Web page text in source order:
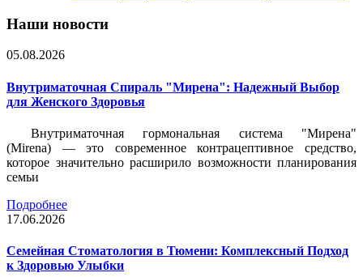
Наши новости
05.08.2026
Внутриматочная Спираль "Мирена": Надежный Выбор
для Женского Здоровья
Внутриматочная гормональная система "Мирена"
(Mirena) — это современное контрацептивное средство,
которое значительно расширило возможности планирования
семьи
Подробнее
17.06.2026
Семейная Стоматология в Тюмени: Комплексный Подход
к Здоровью Улыбки